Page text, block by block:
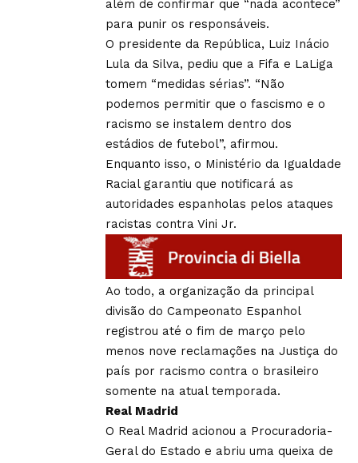
além de confirmar que “nada acontece”
para punir os responsáveis.
O presidente da República, Luiz Inácio
Lula da Silva, pediu que a Fifa e LaLiga
tomem “medidas sérias”. “Não
podemos permitir que o fascismo e o
racismo se instalem dentro dos
estádios de futebol”, afirmou.
Enquanto isso, o Ministério da Igualdade
Racial garantiu que notificará as
autoridades espanholas pelos ataques
racistas contra Vini Jr.
Ao todo, a organização da principal
divisão do Campeonato Espanhol
registrou até o fim de março pelo
menos nove reclamações na Justiça do
país por racismo contra o brasileiro
somente na atual temporada.
Real Madrid
O Real Madrid acionou a Procuradoria-
Geral do Estado e abriu uma queixa de